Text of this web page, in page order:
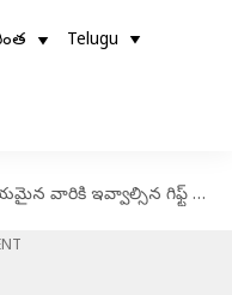
Telugu
వారికి ఇవ్వాల్సిన గిఫ్ట్ ఐడియాస్